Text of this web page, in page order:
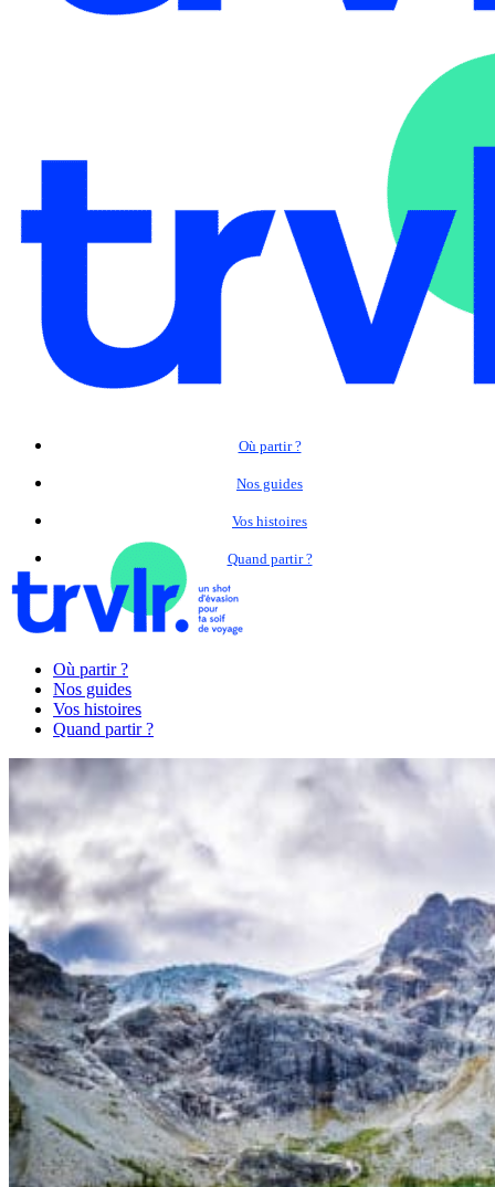
Où partir ?
Nos guides
Vos histoires
Quand partir ?
Où partir ?
Nos guides
Vos histoires
Quand partir ?